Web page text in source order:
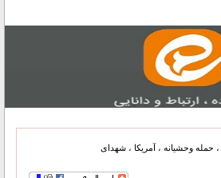
، حمله وحشیانه ، آمریکا ، شهدای